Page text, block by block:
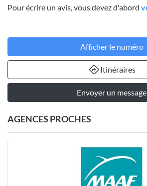
Pour écrire un avis, vous devez d'abord
Afficher le numéro
Itinéraires
Envoyer un message
AGENCES PROCHES